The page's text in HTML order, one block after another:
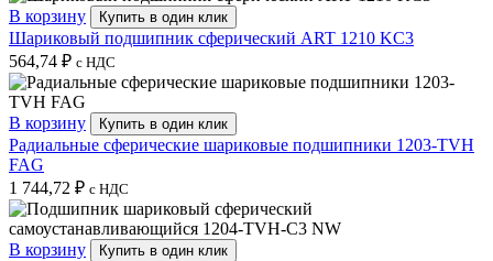
В корзину Купить в один клик
Шариковый подшипник сферический ART 1210 KC3
564,74 ₽ с НДС
В корзину Купить в один клик
Радиальные сферические шариковые подшипники 1203-TVH
FAG
1 744,72 ₽ с НДС
В корзину Купить в один клик